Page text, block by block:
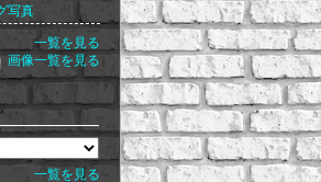
写真
一覧を見る
画像一覧を見る
一覧を見る